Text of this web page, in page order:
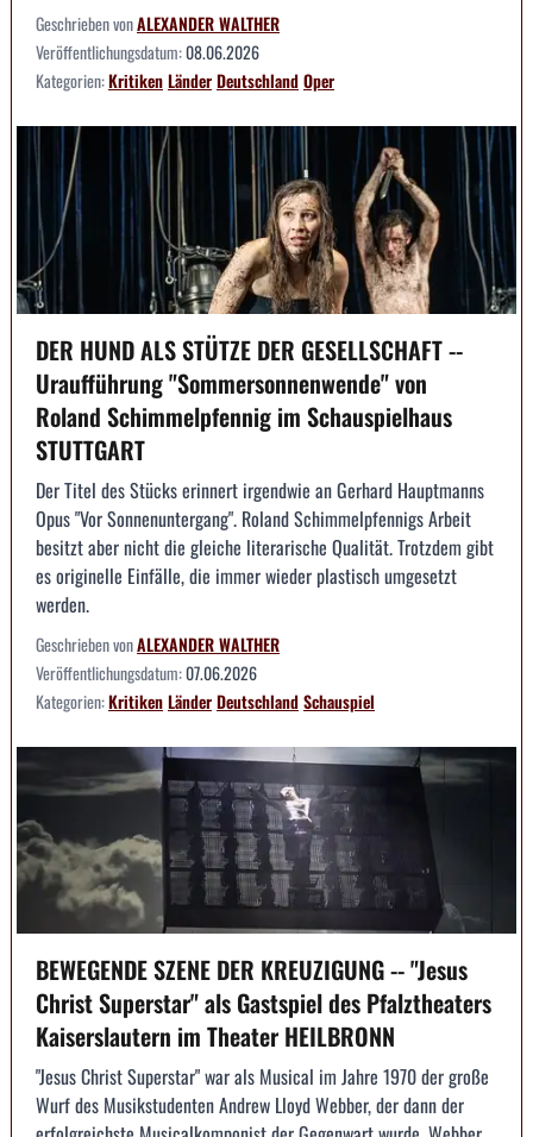
Geschrieben vonALEXANDER WALTHER
Veröffentlichungsdatum:08.06.2026
Kategorien:KritikenLänderDeutschlandOper
DER HUND ALS STÜTZE DER GESELLSCHAFT --
Uraufführung "Sommersonnenwende" von
Roland Schimmelpfennig im Schauspielhaus
STUTTGART
Der Titel des Stücks erinnert irgendwie an Gerhard Hauptmanns
Opus "Vor Sonnenuntergang". Roland Schimmelpfennigs Arbeit
besitzt aber nicht die gleiche literarische Qualität. Trotzdem gibt
es originelle Einfälle, die immer wieder plastisch umgesetzt
werden.
Geschrieben vonALEXANDER WALTHER
Veröffentlichungsdatum:07.06.2026
Kategorien:KritikenLänderDeutschlandSchauspiel
BEWEGENDE SZENE DER KREUZIGUNG -- "Jesus
Christ Superstar" als Gastspiel des Pfalztheaters
Kaiserslautern im Theater HEILBRONN
"Jesus Christ Superstar" war als Musical im Jahre 1970 der große
Wurf des Musikstudenten Andrew Lloyd Webber, der dann der